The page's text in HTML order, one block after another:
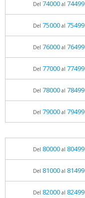
Del 74000al 74499
Del 75000al 75499
Del 76000al 76499
Del 77000al 77499
Del 78000al 78499
Del 79000al 79499
Del 80000al 80499
Del 81000al 81499
Del 82000al 82499